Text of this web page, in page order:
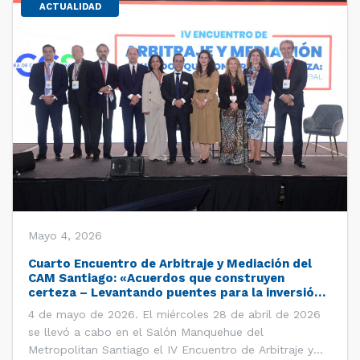
ACTUALIDAD
Mayo 4, 2026
Cuarto Encuentro de Arbitraje y Mediación del
CAM Santiago: «Acuerdos que construyen
certeza – Levantando puentes para la inversión
4 de mayo de 2026. El miércoles 28 de abril de 2026
se llevó a cabo en el Salón Manquehue del
Metropolitan Santiago el IV Encuentro de Arbitraje y